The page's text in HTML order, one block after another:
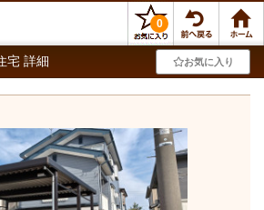
0
宅 詳細 お気に入り